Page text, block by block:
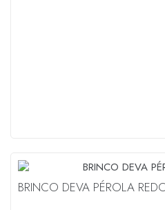
BRINCO DEVA PÉROLA